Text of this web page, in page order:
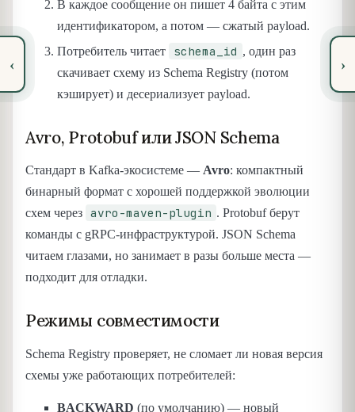
‹
В каждое сообщение он пишет 4 байта с этим
идентификатором, а потом — сжатый payload.
Потребитель читает
schema_id , один раз
скачивает схему из Schema Registry (потом
кэширует) и десериализует payload.
Avro, Protobuf или JSON Schema
Стандарт в Kafka-экосистеме — Avro: компактный
бинарный формат с хорошей поддержкой эволюции
схем через avro-maven-plugin . Protobuf берут
команды с gRPC-инфраструктурой. JSON Schema
читаем глазами, но занимает в разы больше места —
подходит для отладки.
Режимы совместимости
Schema Registry проверяет, не сломает ли новая версия
схемы уже работающих потребителей:
BACKWARD (по умолчанию) — новый
›